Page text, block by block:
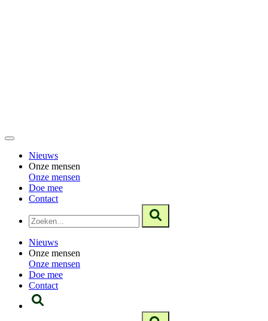
Nieuws
Onze mensen
Onze mensen
Doe mee
Contact
Nieuws
Onze mensen
Onze mensen
Doe mee
Contact